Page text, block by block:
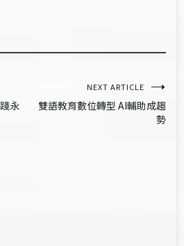
永
NEXT ARTICLE
雙語教育數位轉型 AI輔助成趨
勢